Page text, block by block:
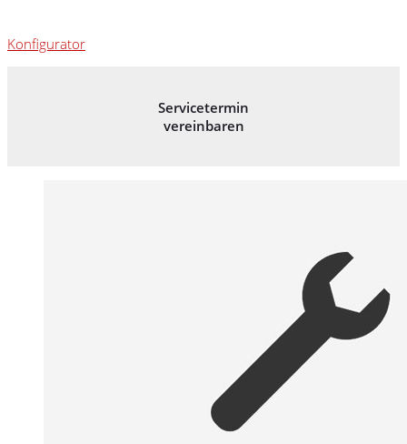
Konfigurator
Servicetermin
vereinbaren